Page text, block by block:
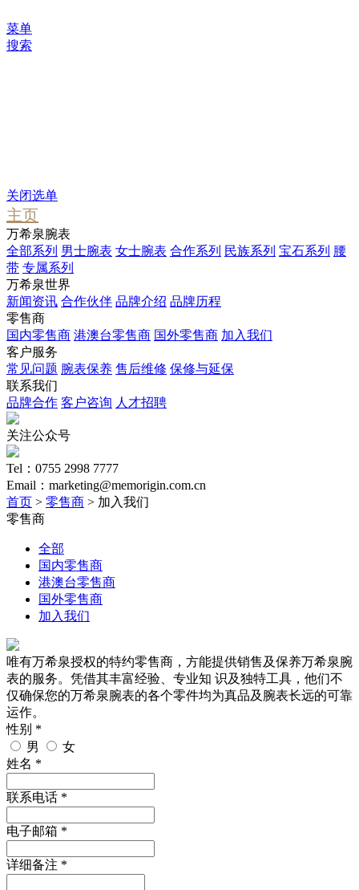
菜单
搜索
关闭选单
主页
万希泉腕表
全部系列 男士腕表 女士腕表 合作系列 民族系列 宝石系列 腰
带 专属系列
万希泉世界
新闻资讯 合作伙伴 品牌介绍 品牌历程
零售商
国内零售商 港澳台零售商 国外零售商 加入我们
客户服务
常见问题 腕表保养 售后维修 保修与延保
联系我们
品牌合作 客户咨询 人才招聘
关注公众号
Tel：0755 2998 7777
Email：marketing@memorigin.com.cn
首页 > 零售商 > 加入我们
零售商
全部
国内零售商
港澳台零售商
国外零售商
加入我们
唯有万希泉授权的特约零售商，方能提供销售及保养万希泉腕
表的服务。凭借其丰富经验、专业知 识及独特工具，他们不
仅确保您的万希泉腕表的各个零件均为真品及腕表长远的可靠
运作。
性别 *
男
女
姓名 *
联系电话 *
电子邮箱 *
详细备注 *